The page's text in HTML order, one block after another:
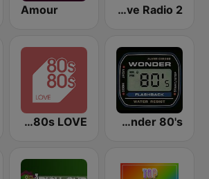
2 Love Radio
Amour
Wonder 80's
80s80s LOVE